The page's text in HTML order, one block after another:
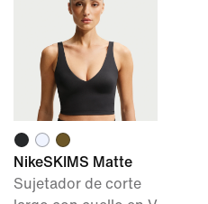
NikeSKIMS Matte
Sujetador de corte